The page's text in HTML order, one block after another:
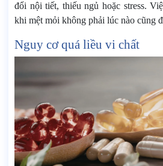
đổi nội tiết, thiếu ngủ hoặc stress.
khi mệt mỏi không phải lúc nào cũng
Nguy cơ quá liều vi chất